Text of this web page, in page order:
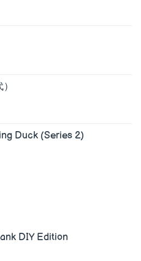
Duck (Series 2)
DIY Edition